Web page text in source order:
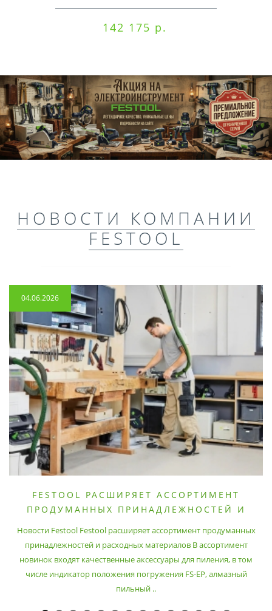
142 175 р.
НОВОСТИ КОМПАНИИ
FESTOOL
04.06.2026
FESTOOL РАСШИРЯЕТ АССОРТИМЕНТ
ПРОДУМАННЫХ ПРИНАДЛЕЖНОСТЕЙ И
Новости Festool Festool расширяет ассортимент продуманных
принадлежностей и расходных материалов В ассортимент
новинок входят качественные аксессуары для пиления, в том
числе индикатор положения погружения FS-EP, алмазный
пильный ..